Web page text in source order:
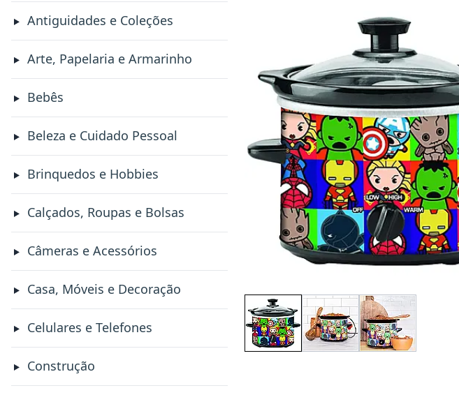
Antiguidades e Coleções
Arte, Papelaria e Armarinho
Bebês
Beleza e Cuidado Pessoal
Brinquedos e Hobbies
Calçados, Roupas e Bolsas
Câmeras e Acessórios
Casa, Móveis e Decoração
Celulares e Telefones
Construção